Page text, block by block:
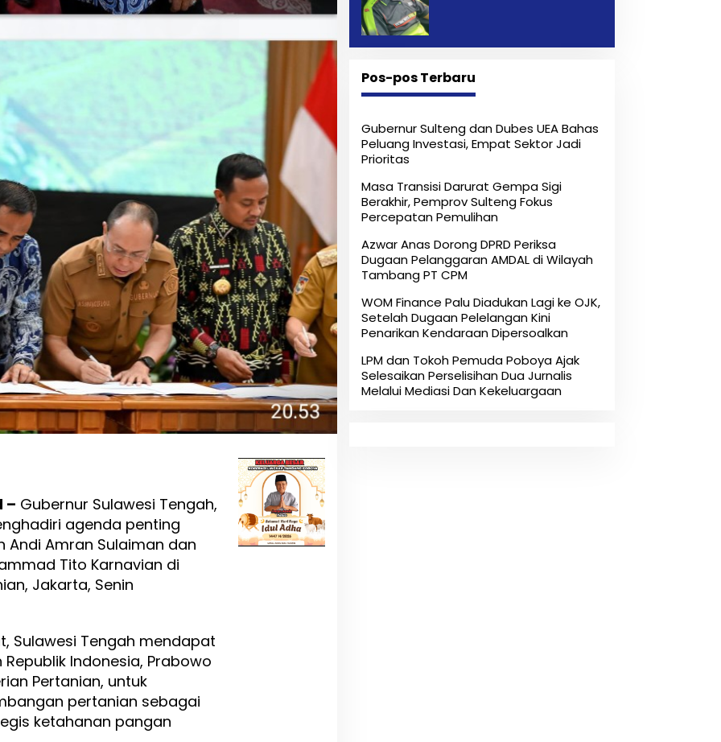
– Gubernur Sulawesi Tengah,
agenda penting
Andi Amran Sulaiman dan
Tito Karnavian di
Jakarta, Senin
Sulawesi Tengah mendapat
Indonesia, Prabowo
Pertanian, untuk
pertanian sebagai
ketahanan pangan
Pos-pos Terbaru
Gubernur Sulteng dan Dubes UEA Bahas
Peluang Investasi, Empat Sektor Jadi
Prioritas
Masa Transisi Darurat Gempa Sigi
Berakhir, Pemprov Sulteng Fokus
Percepatan Pemulihan
Azwar Anas Dorong DPRD Periksa
Dugaan Pelanggaran AMDAL di Wilayah
Tambang PT CPM
‎WOM Finance Palu Diadukan Lagi ke OJK,
Setelah Dugaan Pelelangan Kini
Penarikan Kendaraan Dipersoalkan ‎
LPM dan Tokoh Pemuda Poboya Ajak
Selesaikan Perselisihan Dua Jurnalis
Melalui Mediasi Dan Kekeluargaan